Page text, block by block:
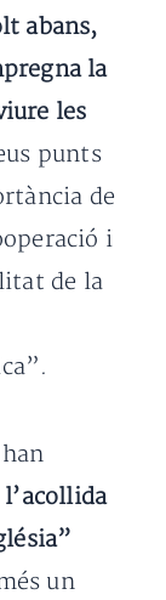
abans,
la
les
punts
de
i
de la
l’acollida
un